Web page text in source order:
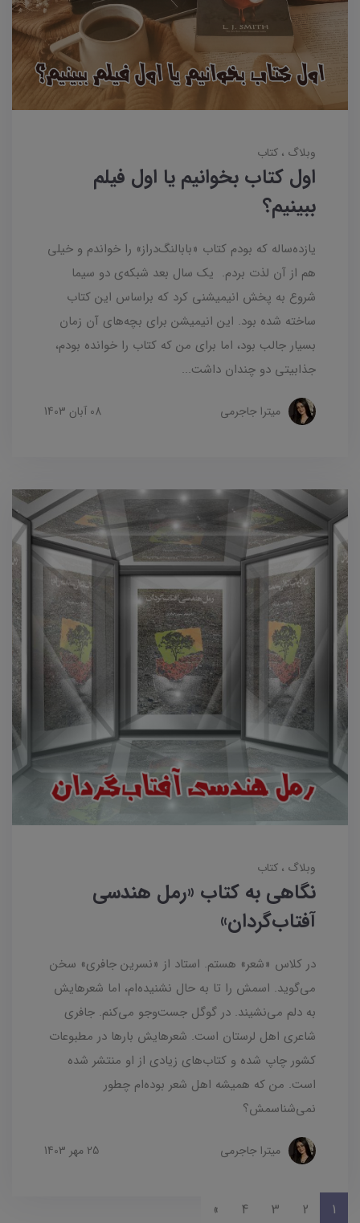
وبلاگ کتاب
اول کتاب بخوانیم یا اول فیلم
ببینیم؟
یازده‌ساله که بودم کتاب «بابالنگ‌دراز» را خواندم و خیلی
هم از آن لذت بردم. یک سال بعد شبکه‌ی دو سیما
شروع به پخش انیمیشنی کرد که براساس این کتاب
ساخته شده بود. این انیمیشن برای بچه‌های آن زمان
بسیار جالب بود، اما برای من که کتاب را خوانده بودم،
جذابیتی دو چندان داشت...
میترا جاجرمی 08 آبان 1403
وبلاگ کتاب
نگاهی به کتاب «رمل هندسی
آفتاب‌گردان»
در کلاس «شعر» هستم. استاد از «نسرین جافری» سخن
می‌گوید. اسمش را تا به حال نشنیده‌ام، اما شعرهایش
به دلم می‌نشیند. در گوگل جست‌وجو می‌کنم. جافری
شاعری اهل لرستان است. شعرهایش بارها در مطبوعات
کشور چاپ شده و کتاب‌های زیادی از او منتشر شده
است. من که همیشه اهل شعر بوده‌ام چطور
نمی‌شناسمش؟
میترا جاجرمی 25 مهر 1403
1
2
3
4
»